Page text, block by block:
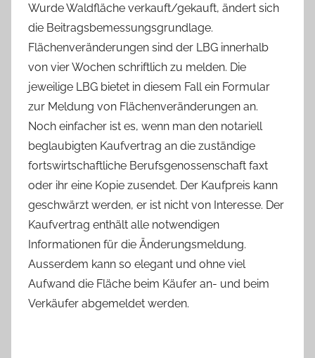
Wurde Waldfläche verkauft/gekauft, ändert sich
die Beitragsbemessungsgrundlage.
Flächenveränderungen sind der LBG innerhalb
von vier Wochen schriftlich zu melden. Die
jeweilige LBG bietet in diesem Fall ein Formular
zur Meldung von Flächenveränderungen an.
Noch einfacher ist es, wenn man den notariell
beglaubigten Kaufvertrag an die zuständige
fortswirtschaftliche Berufsgenossenschaft faxt
oder ihr eine Kopie zusendet. Der Kaufpreis kann
geschwärzt werden, er ist nicht von Interesse. Der
Kaufvertrag enthält alle notwendigen
Informationen für die Änderungsmeldung.
Ausserdem kann so elegant und ohne viel
Aufwand die Fläche beim Käufer an- und beim
Verkäufer abgemeldet werden.